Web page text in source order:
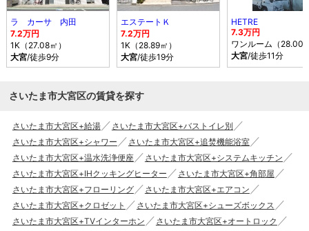
ラ カーサ 内田
7.2万円
1K（27.08㎡）
大宮/徒歩9分
エステートＫ
7.2万円
1K（28.89㎡）
大宮/徒歩19分
HETRE
7.3万円
ワンルーム（28.00
大宮/徒歩11分
さいたま市大宮区の賃貸を探す
さいたま市大宮区+給湯
さいたま市大宮区+バストイレ別
さいたま市大宮区+シャワー
さいたま市大宮区+追焚機能浴室
さいたま市大宮区+温水洗浄便座
さいたま市大宮区+システムキッチン
さいたま市大宮区+IHクッキングヒーター
さいたま市大宮区+角部屋
さいたま市大宮区+フローリング
さいたま市大宮区+エアコン
さいたま市大宮区+クロゼット
さいたま市大宮区+シューズボックス
さいたま市大宮区+TVインターホン
さいたま市大宮区+オートロック